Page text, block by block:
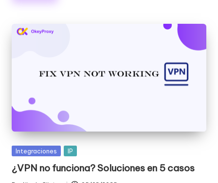
Publicada
Integraciones IP
¿VPN no funciona? Soluciones en 5 casos